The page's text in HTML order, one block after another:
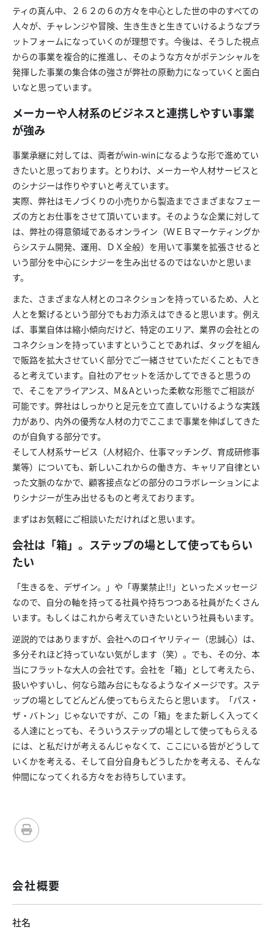
ティの真ん中、２６２の６の方々を中心とした世の中のすべての
人々が、チャレンジや冒険、生き生きと生きていけるようなプラ
ットフォームになっていくのが理想です。今後は、そうした視点
からの事業を複合的に推進し、そのような方々がポテンシャルを
発揮した事業の集合体の強さが弊社の原動力になっていくと面白
いなと思っています。
メーカーや人材系のビジネスと連携しやすい事業
が強み
事業承継に対しては、両者がwin-winになるような形で進めてい
きたいと思っております。とりわけ、メーカーや人材サービスと
のシナジーは作りやすいと考えています。
実際、弊社はモノづくりの小売りから製造までさまざまなフェー
ズの方とお仕事をさせて頂いています。そのような企業に対して
は、弊社の得意領域であるオンライン（ＷＥＢマーケティングか
らシステム開発、運用、ＤＸ全般）を用いて事業を拡張させると
いう部分を中心にシナジーを生み出せるのではないかと思いま
す。
また、さまざまな人材とのコネクションを持っているため、人と
人とを繋げるという部分でもお力添えはできると思います。例え
ば、事業自体は縮小傾向だけど、特定のエリア、業界の会社との
コネクションを持っていますということであれば、タッグを組ん
で販路を拡大させていく部分でご一緒させていただくこともでき
ると考えています。自社のアセットを活かしてできると思うの
で、そこをアライアンス、M＆Aといった柔軟な形態でご相談が
可能です。弊社はしっかりと足元を立て直していけるような実践
力があり、内外の優秀な人材の力でここまで事業を伸ばしてきた
のが自負する部分です。
そして人材系サービス（人材紹介、仕事マッチング、育成研修事
業等）についても、新しいこれからの働き方、キャリア自律とい
った文脈のなかで、顧客接点などの部分のコラボレーションによ
りシナジーが生み出せるものと考えております。
まずはお気軽にご相談いただければと思います。
会社は「箱」。ステップの場として使ってもらい
たい
「生きるを、デザイン。」や「専業禁止!!」といったメッセージ
なので、自分の軸を持ってる社員や持ちつつある社員がたくさん
います。もしくはこれから考えていきたいという社員もいます。
逆説的ではありますが、会社へのロイヤリティー（忠誠心）は、
多分それほど持っていない気がします（笑）。でも、その分、本
当にフラットな大人の会社です。会社を「箱」として考えたら、
扱いやすいし、何なら踏み台にもなるようなイメージです。ステ
ップの場としてどんどん使ってもらえたらと思います。「パス・
ザ・バトン」じゃないですが、この「箱」をまた新しく入ってく
る人達にとっても、そういうステップの場として使ってもらえる
には、と私だけが考えるんじゃなくて、ここにいる皆がどうして
いくかを考える、そして自分自身もどうしたかを考える、そんな
仲間になってくれる方々をお待ちしています。
会社概要
社名